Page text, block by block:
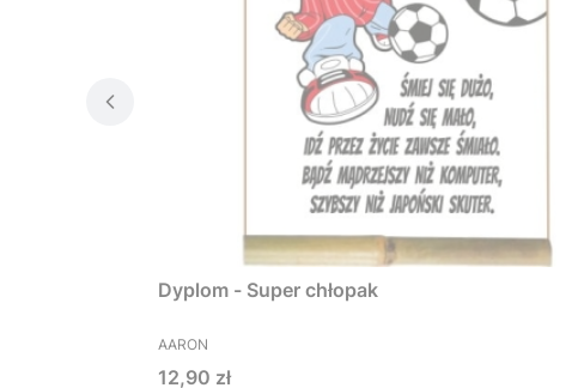
Dyplom - Super chłopak
PRODUCENT
AARON
Cena
12,90 zł